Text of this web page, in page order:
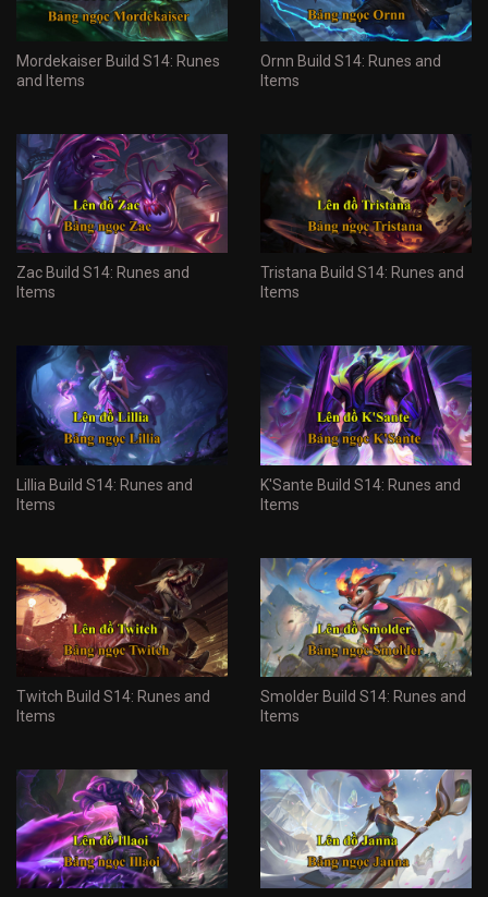
Mordekaiser Build S14: Runes
and Items
Ornn Build S14: Runes and
Items
Zac Build S14: Runes and
Items
Tristana Build S14: Runes and
Items
Lillia Build S14: Runes and
Items
K'Sante Build S14: Runes and
Items
Twitch Build S14: Runes and
Items
Smolder Build S14: Runes and
Items